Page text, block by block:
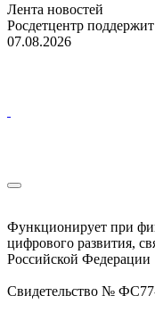
Лента новостей
Росдетцентр
07.08.2026
Функционирует при
цифрового развития,
Российской Федерации
Свидетельство №